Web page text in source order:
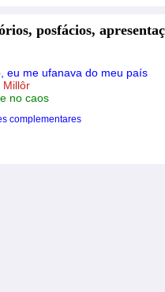
posfácios,
eu me ufanava do meu país
Millôr
no caos
complementares